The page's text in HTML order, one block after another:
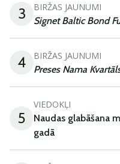
3 BIRŽAS JAUNUMI
Signet Baltic Bond
4 BIRŽAS JAUNUMI
Preses Nama
5
VIEDOKĻI
Naudas glabāšana
gadā